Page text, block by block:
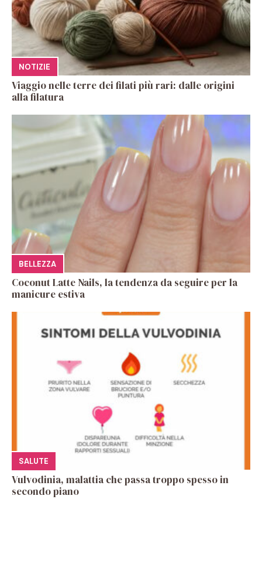
NOTIZIE
Viaggio nelle terre dei filati più rari: dalle origini
alla filatura
BELLEZZA
Coconut Latte Nails, la tendenza da seguire per la
manicure estiva
SALUTE
Vulvodinia, malattia che passa troppo spesso in
secondo piano